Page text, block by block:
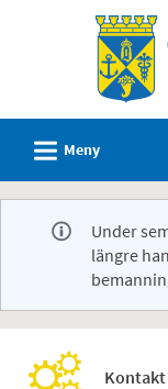
Välkommen
Oskarshamns
kommun
L Meny
Under
längre